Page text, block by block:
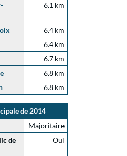
6.1 km
6.4 km
6.4 km
6.7 km
6.8 km
6.8 km
de 2014
Majoritaire
de
Oui